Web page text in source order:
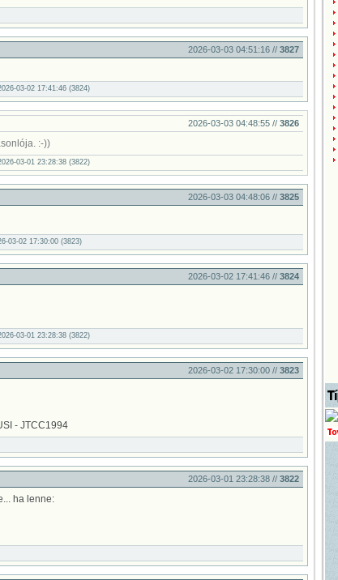
2026-03-03 04:51:16 // 3827
03-02 17:41:46 (3824)
2026-03-03 04:48:55 // 3826
:-))
03-01 23:28:38 (3822)
2026-03-03 04:48:06 // 3825
03-02 17:30:00 (3823)
2026-03-02 17:41:46 // 3824
03-01 23:28:38 (3822)
2026-03-02 17:30:00 // 3823
- JTCC1994
2026-03-01 23:28:38 // 3822
ha lenne: